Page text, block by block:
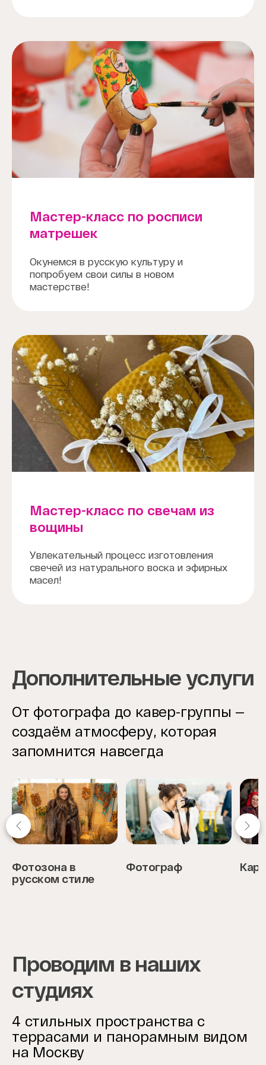
Мастер-класс по росписи
матрешек
Окунемся в русскую культуру и
попробуем свои силы в новом
мастерстве!
Мастер-класс по свечам из
вощины
Увлекательный процесс изготовления
свечей из натурального воска и эфирных
масел!
Дополнительные услуги
От фотографа до кавер-группы —
создаём атмосферу, которая
запомнится навсегда
Фотозона в
русском стиле
Фотограф
Проводим в наших
студиях
4 стильных пространства с
террасами и панорамным видом
на Москву